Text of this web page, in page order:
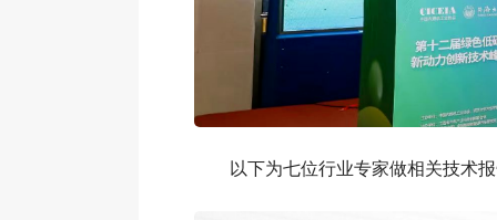
以下为七位行业专家做相关技术